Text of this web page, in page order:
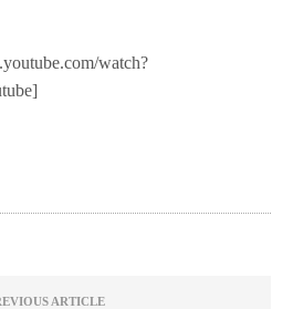
watch?
ARTICLE